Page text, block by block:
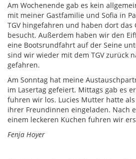
Am Wochenende gab es kein
mit meiner Gastfamilie und Sofia in
TGV hingefahren und haben dort das
besucht. Außerdem haben wir den
eine Bootsrundfahrt auf der Seine
sind wir wieder mit dem TGV zurück
gefahren.
Am Sonntag hat meine
im Lasertag gefeiert. Mittags gab es
fuhren wir los. Lucies Mutter hatte
ihrer Freundinnen eingeladen. Nach
einem leckeren Kuchen fuhren wir
Fenja Hoyer